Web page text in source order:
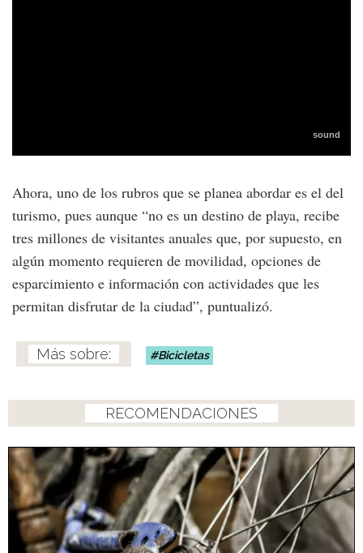
Ahora, uno de los rubros que se planea abordar es el del
turismo, pues aunque “no es un destino de playa, recibe
tres millones de visitantes anuales que, por supuesto, en
algún momento requieren de movilidad, opciones de
esparcimiento e información con actividades que les
permitan disfrutar de la ciudad”, puntualizó.
Bicicletas
RECOMENDACIONES